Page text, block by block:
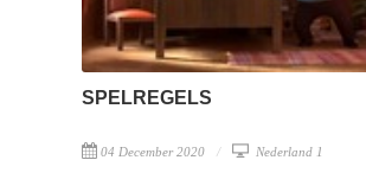
SPELREGELS
04 December 2020 Nederland 1